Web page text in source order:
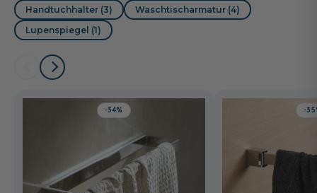
Handtuchhalter (3)
Waschtischarmatur (4)
Lupenspiegel (1)
-34% -